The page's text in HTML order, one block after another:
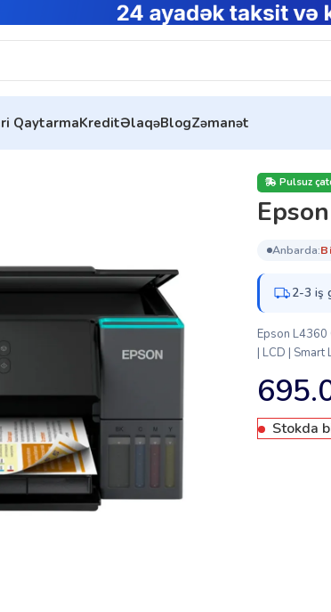
QaytarmaKreditƏlaqəBlogZəmanət
Pulsuz
anbarda:
2-3 iş
Epson
| LCD | Smart
Stokda